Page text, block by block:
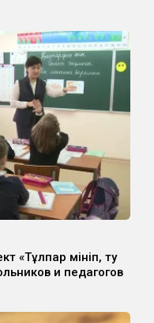
«Тұлпар мініп, ту
и педагогов